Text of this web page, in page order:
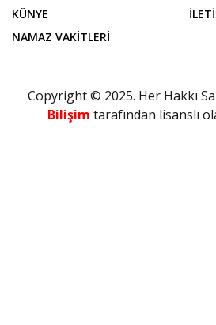
KÜNYE
NAMAZ VAKİTLERİ
Copyright © 2025. Her Hakkı
Bilişim tarafından lisanslı